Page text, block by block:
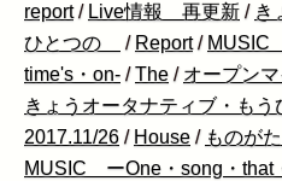
report / Live情報 再更新 / き
ひとつの
/ Report / MUSIC
time's・on- /The / オープン
きょうオータナティブ・も
2017.11/26 / House / ものが
MUSIC ーOne・song・that